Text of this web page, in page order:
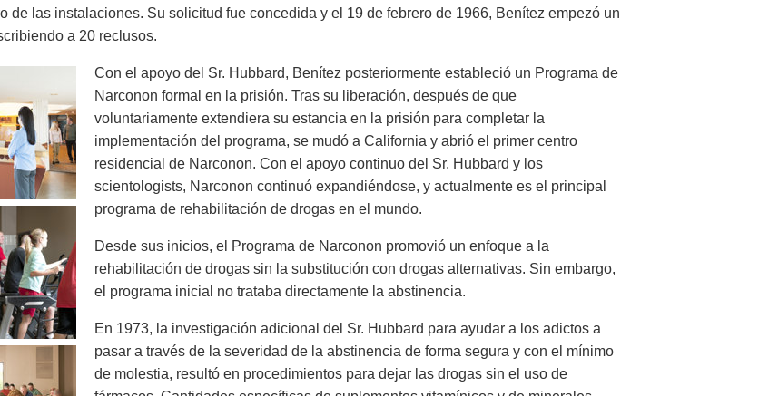
de las instalaciones. Su solicitud fue concedida y el 19 de febrero de 1966, Benítez empezó un
a 20 reclusos.
Con el apoyo del Sr. Hubbard, Benítez posteriormente estableció un Programa de
Narconon formal en la prisión. Tras su liberación, después de que
voluntariamente extendiera su estancia en la prisión para completar la
implementación del programa, se mudó a California y abrió el primer centro
residencial de Narconon. Con el apoyo continuo del Sr. Hubbard y los
scientologists, Narconon continuó expandiéndose, y actualmente es el principal
programa de rehabilitación de drogas en el mundo.
Desde sus inicios, el Programa de Narconon promovió un enfoque a la
rehabilitación de drogas sin la substitución con drogas alternativas. Sin embargo,
el programa inicial no trataba directamente la abstinencia.
En 1973, la investigación adicional del Sr. Hubbard para ayudar a los adictos a
pasar a través de la severidad de la abstinencia de forma segura y con el mínimo
de molestia, resultó en procedimientos para dejar las drogas sin el uso de